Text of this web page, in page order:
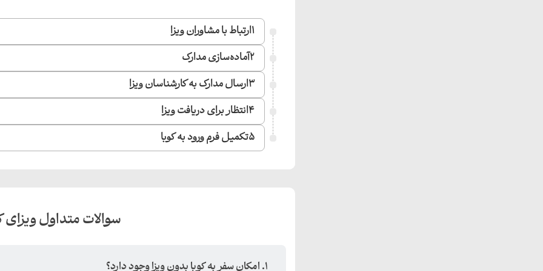
1ارتباط با مشاوران ویزا
2آماده‌سازی مدارک
3ارسال مدارک به کارشناسان ویزا
4انتظار برای دریافت ویزا
5تکمیل فرم ورود به کوبا
سوالات متداول ویزای
1. امکان سفر به کوبا بدون ویزا وجود دارد؟